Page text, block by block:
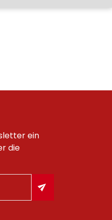
ein
die